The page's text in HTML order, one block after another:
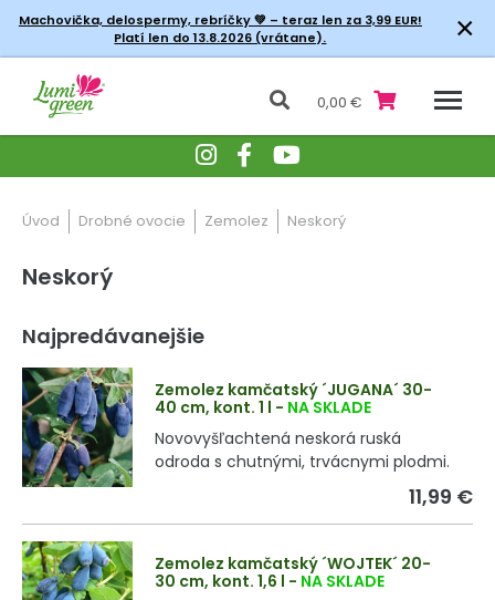
Machovička, delospermy, rebríčky💚 – teraz len za 3,99 EUR!
Platí len do 13.8.2026 (vrátane).
×
0,00 €
Úvod Drobné ovocie Zemolez Neskorý
Neskorý
Najpredávanejšie
Zemolez kamčatský ´JUGANA´ 30-
40 cm, kont. 1 l - NA SKLADE
Novovyšľachtená neskorá ruská
odroda s chutnými, trvácnymi plodmi.
11,99 €
Zemolez kamčatský ´WOJTEK´ 20-
30 cm, kont. 1,6 l - NA SKLADE